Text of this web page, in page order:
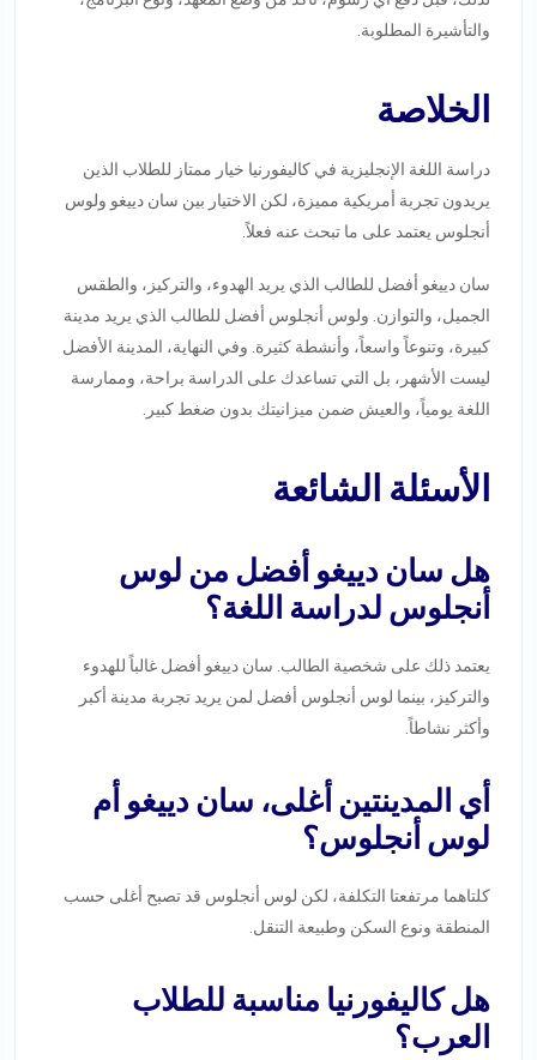
والتأشيرة المطلوبة.
الخلاصة
دراسة اللغة الإنجليزية في كاليفورنيا خيار ممتاز للطلاب الذين
يريدون تجربة أمريكية مميزة، لكن الاختيار بين سان دييغو ولوس
أنجلوس يعتمد على ما تبحث عنه فعلاً.
سان دييغو أفضل للطالب الذي يريد الهدوء، والتركيز، والطقس
الجميل، والتوازن. ولوس أنجلوس أفضل للطالب الذي يريد مدينة
كبيرة، وتنوعاً واسعاً، وأنشطة كثيرة. وفي النهاية، المدينة الأفضل
ليست الأشهر، بل التي تساعدك على الدراسة براحة، وممارسة
اللغة يومياً، والعيش ضمن ميزانيتك بدون ضغط كبير.
الأسئلة الشائعة
هل سان دييغو أفضل من لوس
أنجلوس لدراسة اللغة؟
يعتمد ذلك على شخصية الطالب. سان دييغو أفضل غالباً للهدوء
والتركيز، بينما لوس أنجلوس أفضل لمن يريد تجربة مدينة أكبر
وأكثر نشاطاً.
أي المدينتين أغلى، سان دييغو أم
لوس أنجلوس؟
كلتاهما مرتفعتا التكلفة، لكن لوس أنجلوس قد تصبح أغلى حسب
المنطقة ونوع السكن وطبيعة التنقل.
هل كاليفورنيا مناسبة للطلاب
العرب؟